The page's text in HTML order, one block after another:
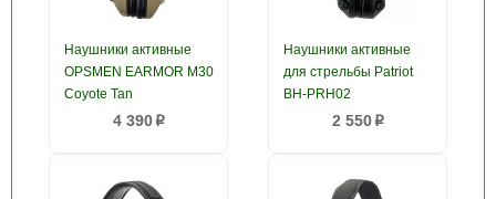
Наушники активные
OPSMEN EARMOR M30
Coyote Tan
4 390p
Наушники активные
для стрельбы Patriot
BH-PRH02
2 550p